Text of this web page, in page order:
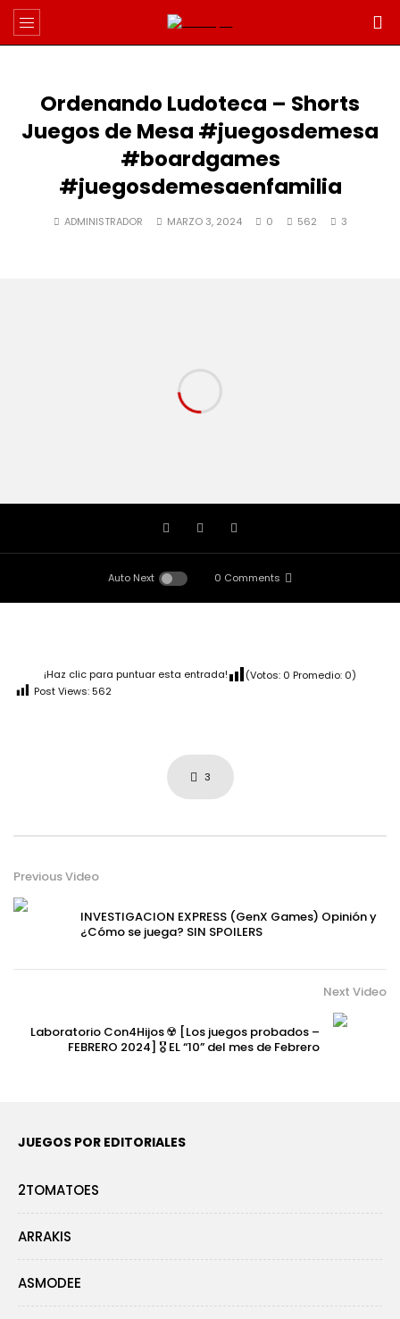
Ordenando Ludoteca – Shorts
Juegos de Mesa #juegosdemesa
#boardgames
#juegosdemesaenfamilia
ADMINISTRADOR MARZO 3, 2024 0 562 3
Auto Next 0 Comments
¡Haz clic para puntuar esta entrada! (Votos: 0 Promedio: 0)
Post Views:562
3
Previous Video
INVESTIGACION EXPRESS (GenX Games) Opinión y
¿Cómo se juega? SIN SPOILERS
Next Video
Laboratorio Con4Hijos ☢️ [Los juegos probados –
FEBRERO 2024] 🎖️ EL “10” del mes de Febrero
JUEGOS POR EDITORIALES
2TOMATOES
ARRAKIS
ASMODEE